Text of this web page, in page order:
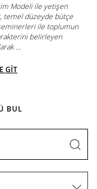
Modeli ile yetişen
temel düzeyde bütçe
ile toplumun
belirleyen
...
GİT
BUL